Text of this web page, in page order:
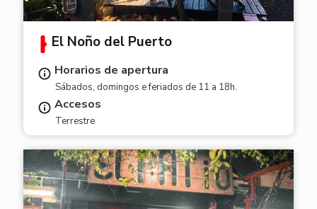
El Ñoño del Puerto
Horarios de apertura
Sábados, domingos e feriados de 11 a 18h.
Accesos
Terrestre